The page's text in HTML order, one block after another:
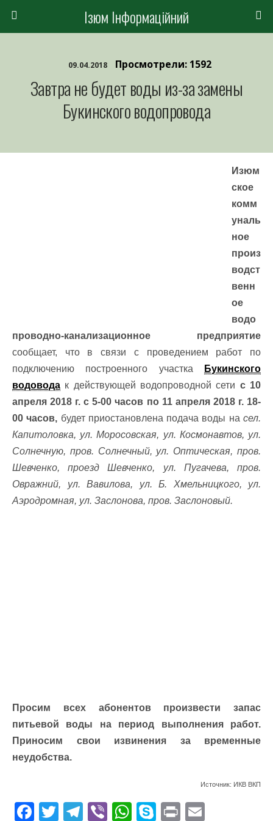
Ізюм Інформаційний
09.04.2018 Просмотрели: 1592
Завтра не будет воды из-за замены
Букинского водопровода
Изюм
ское
комм
уналь
ное
произ
водст
венн
ое
водо
проводно-канализационное предприятие
сообщает, что в связи с проведением работ по
подключению построенного участка
Букинского
водовода к действующей водопроводной сети с 10
апреля 2018 г. с 5-00 часов по 11 апреля 2018 г. 18-
00 часов, будет приостановлена подача воды насел.
Капитоловка, ул. Моросовская, ул. Космонавтов, ул.
Солнечную, пров. Солнечный, ул. Оптическая, пров.
Шевченко, проезд Шевченко, ул. Пугачева, пров.
Овражний, ул. Вавилова, ул. Б. Хмельницкого, ул.
Аэродромная, ул. Заслонова, пров. Заслоновый.
Просим всех абонентов произвести запас
питьевой воды на период выполнения работ.
Приносим свои извинения за временные
неудобства.
Источник: ИКВ ВКП
F T T Vi W S Pr